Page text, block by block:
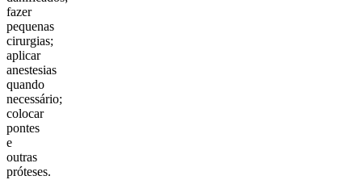
fazer
pequenas
cirurgias;
aplicar
anestesias
quando
necessário;
colocar
pontes
e
outras
próteses.